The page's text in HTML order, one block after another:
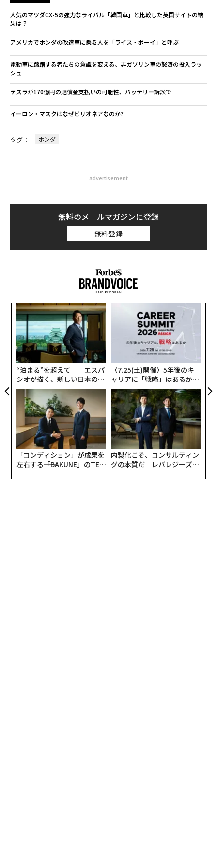
人気のマツダCX-5の強力なライバル「韓国車」と比較した英国サイトの結
果は？
アメリカでホンダの改造車に乗る人を「ライス・ボーイ」と呼ぶ
電動車に躊躇する者たちの意識を変える、非ガソリン車の怒涛の投入ラッ
シュ
テスラが170億円の賠償金支払いの可能性、バッテリー訴訟で
イーロン・マスクはなぜビリオネアなのか?
タグ： ホンダ
advertisement
無料のメールマガジンに登録
無料登録
“泊まる”を超えて──エスパ
シオが描く、新しい日本のラ
グジュアリー（前編）
〈7.25(土)開催〉5年後のキ
ャリアに「戦略」はあるか。
トップエグゼクティブのキャ
リアに触れる1日│CAREER S
UMMIT 2026
「コンディション」が成果を
左右する――「BAKUNE」のTEN
内製化こそ、コンサルティン
グの本質だ レバレジーズが